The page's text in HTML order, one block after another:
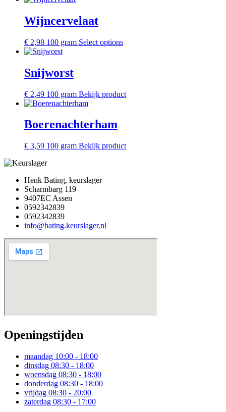
Wijncervelaat
€ 2,98 100 gram Select options
Snijworst
€ 2,49 100 gram Bekijk product
Boerenachterham
€ 3,59 100 gram Bekijk product
Henk Bating, keurslager
Scharmbarg 119
9407EC Assen
0592342839
0592342839
info@bating.keurslager.nl
Openingstijden
maandag 10:00 - 18:00
dinsdag 08:30 - 18:00
woensdag 08:30 - 18:00
donderdag 08:30 - 18:00
vrijdag 08:30 - 20:00
zaterdag 08:30 - 17:00